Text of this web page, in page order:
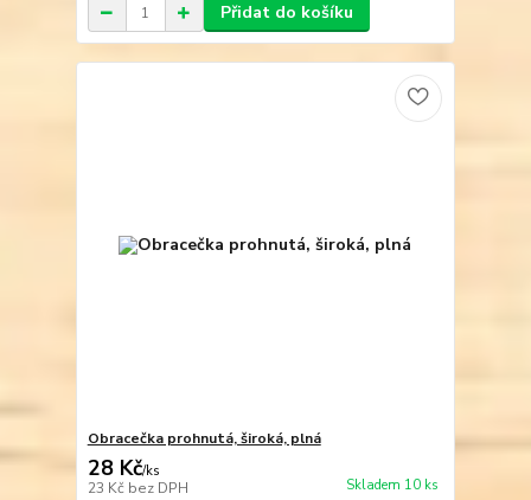
Přidat do košíku
Obracečka prohnutá, široká, plná
28 Kč/ks
23 Kč bez DPH Skladem 10 ks